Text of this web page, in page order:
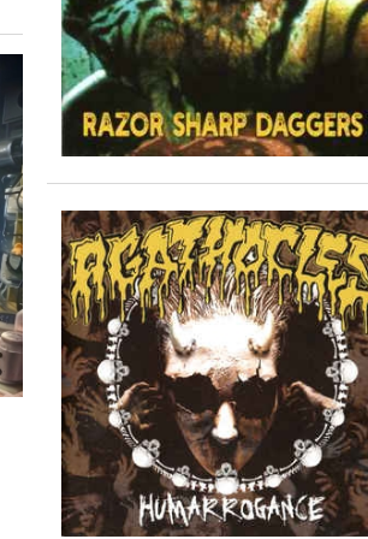
HORRORSCOPE - Wrong Side Of
The Road
35,00 zł